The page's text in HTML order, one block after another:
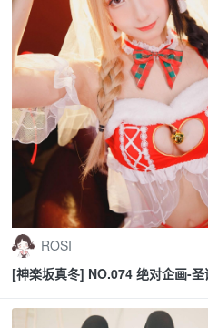
ROSI
[神楽坂真冬] NO.074 绝对企画-圣